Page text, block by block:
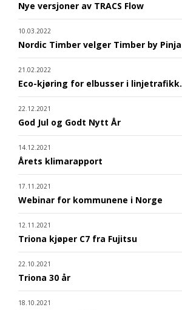
Nye versjoner av TRACS Flow
10.03.2022
Nordic Timber velger Timber by Pinja
21.02.2022
Eco-kjøring for elbusser i linjetrafikk.
22.12.2021
God Jul og Godt Nytt År
14.12.2021
Årets klimarapport
17.11.2021
Webinar for kommunene i Norge
12.11.2021
Triona kjøper C7 fra Fujitsu
22.10.2021
Triona 30 år
18.10.2021